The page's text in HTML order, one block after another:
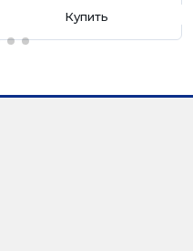
Купить